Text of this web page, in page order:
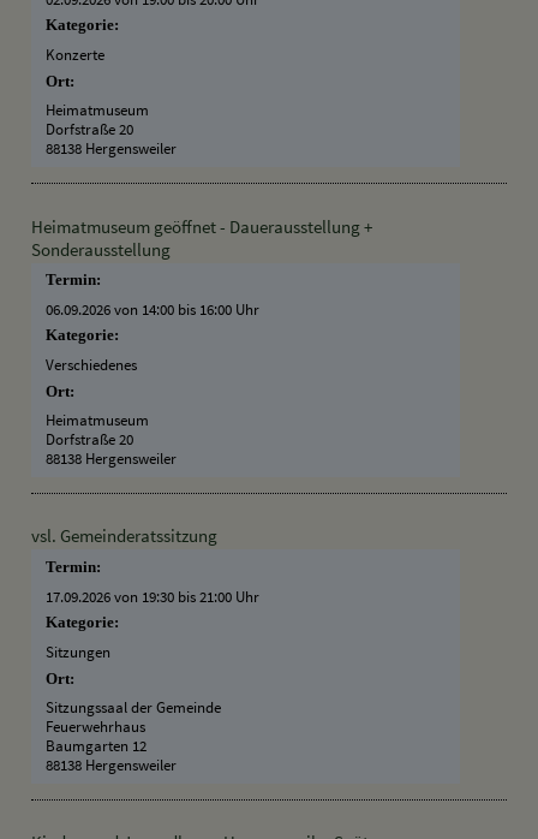
Kategorie:
Konzerte
Ort:
Heimatmuseum
Dorfstraße 20
88138 Hergensweiler
Heimatmuseum geöffnet - Dauerausstellung +
Sonderausstellung
Termin:
06.09.2026 von 14:00 bis 16:00 Uhr
Kategorie:
Verschiedenes
Ort:
Heimatmuseum
Dorfstraße 20
88138 Hergensweiler
vsl. Gemeinderatssitzung
Termin:
17.09.2026 von 19:30 bis 21:00 Uhr
Kategorie:
Sitzungen
Ort:
Sitzungssaal der Gemeinde
Feuerwehrhaus
Baumgarten 12
88138 Hergensweiler